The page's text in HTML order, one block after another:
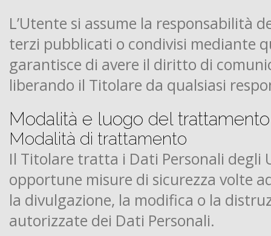
L’Utente si assume la responsabilità
terzi pubblicati o condivisi mediante
garantisce di avere il diritto di
liberando il Titolare da qualsiasi
Modalità e luogo del
Modalità di trattamento
Il Titolare tratta i Dati Personali degli
opportune misure di sicurezza volte
la divulgazione, la modifica o la
autorizzate dei Dati Personali.